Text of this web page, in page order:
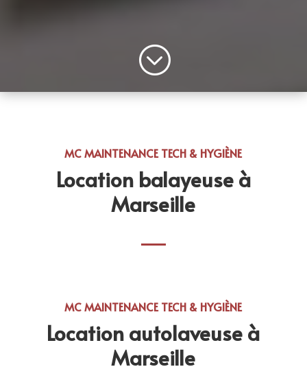
;
MC MAINTENANCE TECH & HYGIÈNE
Location balayeuse à
Marseille
MC MAINTENANCE TECH & HYGIÈNE
Location autolaveuse à
Marseille